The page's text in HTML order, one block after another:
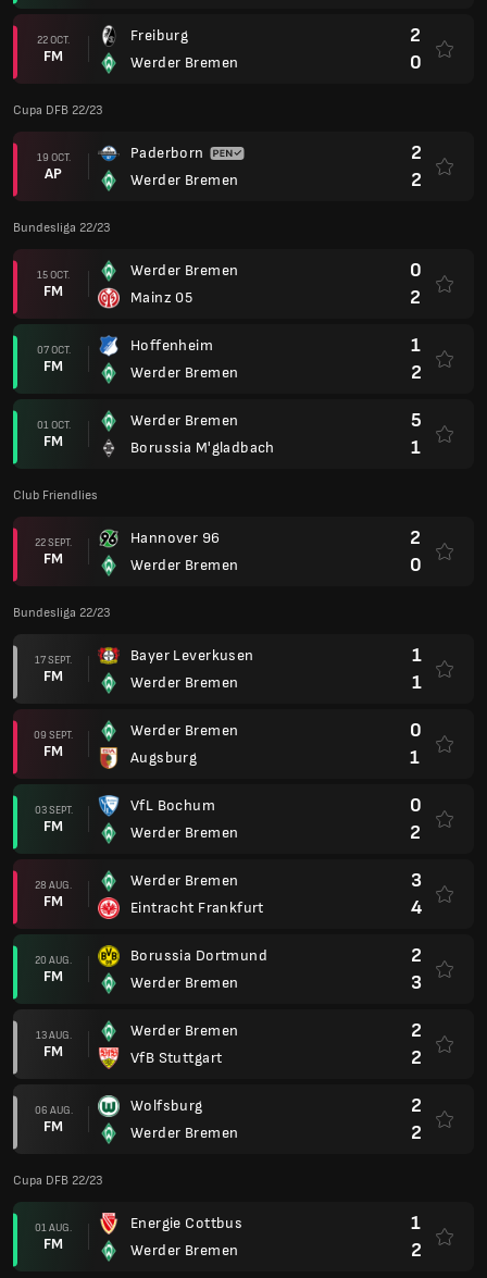
22 OCT.
FM
Freiburg
Werder Bremen
2
0
Cupa DFB 22/23
19 OCT.
AP
Paderborn
Werder Bremen
2
2
Bundesliga 22/23
15 OCT.
FM
Werder Bremen
Mainz 05
0
2
07 OCT.
FM
Hoffenheim
Werder Bremen
1
2
01 OCT.
FM
Werder Bremen
Borussia M'gladbach
5
1
Club Friendlies
22 SEPT.
FM
Hannover 96
Werder Bremen
2
0
Bundesliga 22/23
17 SEPT.
FM
Bayer Leverkusen
Werder Bremen
1
1
09 SEPT.
FM
Werder Bremen
Augsburg
0
1
03 SEPT.
FM
VfL Bochum
Werder Bremen
0
2
28 AUG.
FM
Werder Bremen
Eintracht Frankfurt
3
4
20 AUG.
FM
Borussia Dortmund
Werder Bremen
2
3
13 AUG.
FM
Werder Bremen
VfB Stuttgart
2
2
06 AUG.
FM
Wolfsburg
Werder Bremen
2
2
Cupa DFB 22/23
01 AUG.
FM
Energie Cottbus
Werder Bremen
1
2